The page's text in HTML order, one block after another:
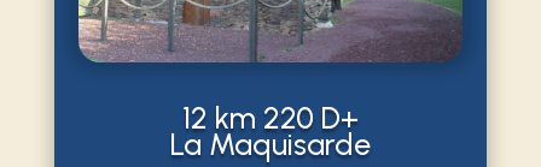
12 km 220 D+
La Maquisarde